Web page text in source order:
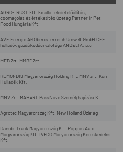
AGRO-TRUST Kft. kisállat eledel előállítás,
csomagolás és értékesítés üzletág Partner in Pet
Food Hungária Kft.
AVE Energie AG Oberösterreich Umwelt GmbH CEE
hulladék gazdálkodási üzletága ANDELTA, a.s.
MFB Zrt. MMBF Zrt.
REMONDIS Magyarország Holding Kft. MNV Zrt. Kun
Hulladék Kft.
MNV Zrt. MAHART PassNave Személyhajózási Kft.
Agrotec Magyarország Kft. New Holland Üzletág
Danube Truck Magyarország Kft. Pappas Auto
Magyarország Kft. IVECO Magyarország Kereskedelmi
Kft.